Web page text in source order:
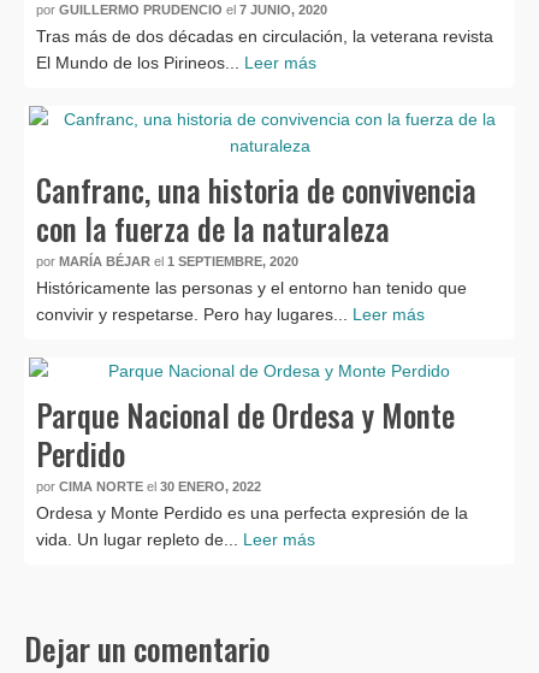
por GUILLERMO PRUDENCIO el 7 JUNIO, 2020
Tras más de dos décadas en circulación, la veterana revista
El Mundo de los Pirineos... Leer más
Canfranc, una historia de convivencia
con la fuerza de la naturaleza
por MARÍA BÉJAR el 1 SEPTIEMBRE, 2020
Históricamente las personas y el entorno han tenido que
convivir y respetarse. Pero hay lugares... Leer más
Parque Nacional de Ordesa y Monte
Perdido
por CIMA NORTE el 30 ENERO, 2022
Ordesa y Monte Perdido es una perfecta expresión de la
vida. Un lugar repleto de... Leer más
Dejar un comentario